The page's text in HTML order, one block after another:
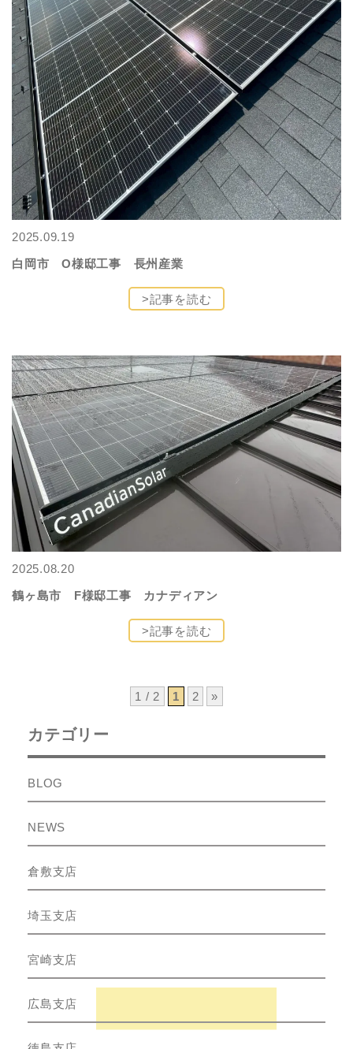
2025.09.19
白岡市 O様邸工事 長州産業
>記事を読む
2025.08.20
鶴ヶ島市 F様邸工事 カナディアン
>記事を読む
1 / 2 1 2 »
カテゴリー
BLOG
NEWS
倉敷支店
埼玉支店
宮崎支店
広島支店